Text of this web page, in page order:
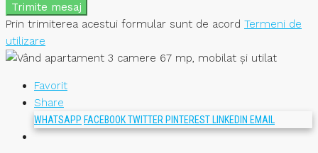
Trimite mesaj
Prin trimiterea acestui formular sunt de acord Termeni de
utilizare
Favorit
Share
WHATSAPP FACEBOOKTWITTER PINTEREST LINKEDIN EMAIL